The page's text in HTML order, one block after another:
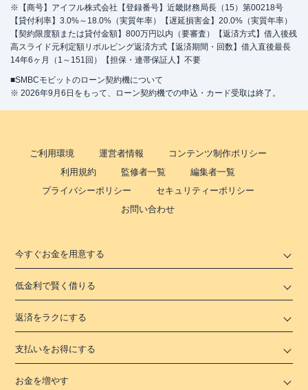
※【商号】アイフル株式会社【登録番号】近畿財務局長（15）第00218号
【貸付利率】3.0%～18.0%（実質年率）【遅延損害金】20.0%（実質年率）
【契約限度額または貸付金額】800万円以内（要審査）【返済方式】借入後残
高スライド元利定額リボルビング返済方式【返済期間・回数】借入直後最長
14年6ヶ月（1～151回）【担保・連帯保証人】不要
■SMBCモビットのローン契約機について
※ 2026年9月6日をもって、ローン契約機での申込・カード受取は終了。
ご利用環境 運営者情報
コンテンツ制作ポリシー
利用規約
監修者一覧
編集者一覧
プライバシーポリシー
セキュリティーポリシー
お問い合わせ
今すぐお金を用意する
低金利で賢く借りる
返済をラクにする
支払いをお得にする
お金を増やす